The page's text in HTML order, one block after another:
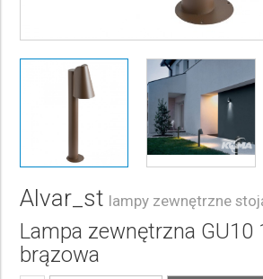
Alvar_st lampy zewnętrzne
Lampa zewnętrzna GU10
brązowa